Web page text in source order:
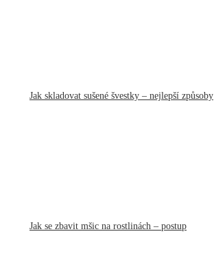
Jak skladovat sušené švestky – nejlepší způsoby
Jak se zbavit mšic na rostlinách – postup